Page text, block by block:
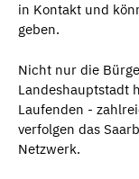
in Kontakt und
geben.
Nicht nur die
Landeshauptstadt
Laufenden -
verfolgen das
Netzwerk.